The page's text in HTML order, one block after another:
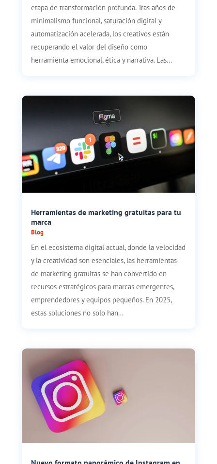
etapa de transformación profunda. Tras años de
minimalismo funcional, saturación digital y
automatización acelerada, los creativos están
recuperando el valor del diseño como
herramienta emocional, ética y narrativa. Las...
Herramientas de marketing gratuitas para tu
marca
Blog
En el ecosistema digital actual, donde la velocidad
y la creatividad son esenciales, las herramientas
de marketing gratuitas se han convertido en
recursos estratégicos para marcas emergentes,
emprendedores y equipos pequeños. En 2025,
estas soluciones no solo han...